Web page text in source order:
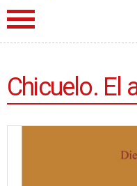
Chicuelo. El